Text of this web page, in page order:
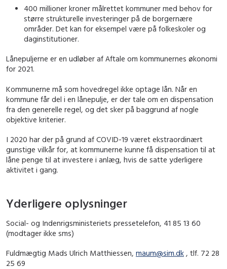
400 millioner kroner målrettet kommuner med behov for
større strukturelle investeringer på de borgernære
områder. Det kan for eksempel være på folkeskoler og
daginstitutioner.
Lånepuljerne er en udløber af Aftale om kommunernes økonomi
for 2021.
Kommunerne må som hovedregel ikke optage lån. Når en
kommune får del i en lånepulje, er der tale om en dispensation
fra den generelle regel, og det sker på baggrund af nogle
objektive kriterier.
I 2020 har der på grund af COVID-19 været ekstraordinært
gunstige vilkår for, at kommunerne kunne få dispensation til at
låne penge til at investere i anlæg, hvis de satte yderligere
aktivitet i gang.
Yderligere oplysninger
Social- og Indenrigsministeriets pressetelefon, 41 85 13 60
(modtager ikke sms)
Fuldmægtig Mads Ulrich Matthiessen, maum@sim.dk , tlf. 72 28
25 69